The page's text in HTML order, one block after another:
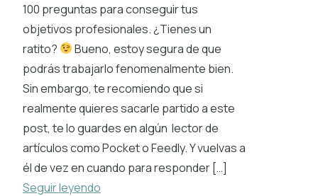
100 preguntas para conseguir tus
objetivos profesionales. ¿Tienes un
ratito?
Bueno, estoy segura de que
podrás trabajarlo fenomenalmente bien.
Sin embargo, te recomiendo que si
realmente quieres sacarle partido a este
post, te lo guardes en algún lector de
artículos como Pocket o Feedly. Y vuelvas a
él de vez en cuando para responder […]
Seguir leyendo